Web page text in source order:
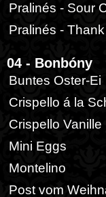
Pralinés - Sour
Pralinés -
04 - Bonbóny
Buntes Oster-Ei
Crispello á la
Crispello Vanille
Mini Eggs
Montelino
Post vom